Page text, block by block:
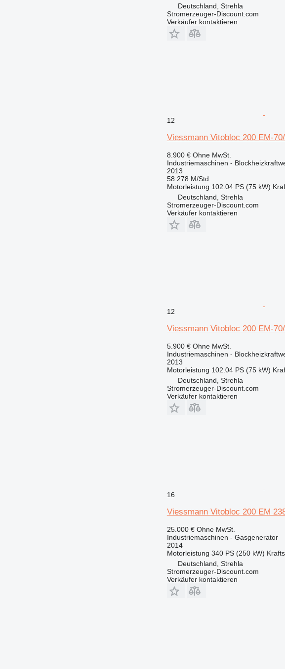
Deutschland, Strehla
Stromerzeuger-Discount.com
Verkäufer kontaktieren
12
Viessmann Vitobloc 200 EM-
8.900 € Ohne MwSt.
Industriemaschinen -
2013
58.278 M/Std.
Motorleistung 102.04 PS (75 kW)
Deutschland, Strehla
Stromerzeuger-Discount.com
Verkäufer kontaktieren
12
Viessmann Vitobloc 200 EM-
5.900 € Ohne MwSt.
Industriemaschinen -
2013
Motorleistung 102.04 PS (75 kW)
Deutschland, Strehla
Stromerzeuger-Discount.com
Verkäufer kontaktieren
16
Viessmann Vitobloc 200 EM
25.000 € Ohne MwSt.
Industriemaschinen - Gasgenerator
2014
Motorleistung 340 PS (250 kW)
Deutschland, Strehla
Stromerzeuger-Discount.com
Verkäufer kontaktieren